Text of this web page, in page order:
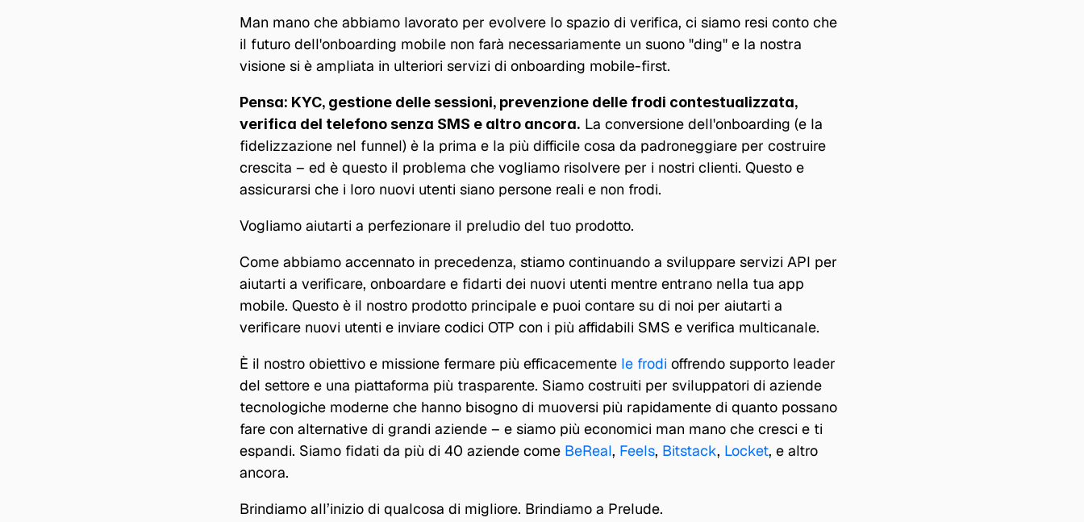
Man mano che abbiamo lavorato per evolvere lo spazio di verifica, ci siamo resi conto che
il futuro dell'onboarding mobile non farà necessariamente un suono "ding" e la nostra
visione si è ampliata in ulteriori servizi di onboarding mobile-first.
Pensa: KYC, gestione delle sessioni, prevenzione delle frodi contestualizzata,
verifica del telefono senza SMS e altro ancora. La conversione dell'onboarding (e la
fidelizzazione nel funnel) è la prima e la più difficile cosa da padroneggiare per costruire
crescita – ed è questo il problema che vogliamo risolvere per i nostri clienti. Questo e
assicurarsi che i loro nuovi utenti siano persone reali e non frodi.
Vogliamo aiutarti a perfezionare il preludio del tuo prodotto.
Come abbiamo accennato in precedenza, stiamo continuando a sviluppare servizi API per
aiutarti a verificare, onboardare e fidarti dei nuovi utenti mentre entrano nella tua app
mobile. Questo è il nostro prodotto principale e puoi contare su di noi per aiutarti a
verificare nuovi utenti e inviare codici OTP con i più affidabili SMS e verifica multicanale.
È il nostro obiettivo e missione fermare più efficacemente le frodi offrendo supporto leader
del settore e una piattaforma più trasparente. Siamo costruiti per sviluppatori di aziende
tecnologiche moderne che hanno bisogno di muoversi più rapidamente di quanto possano
fare con alternative di grandi aziende – e siamo più economici man mano che cresci e ti
espandi. Siamo fidati da più di 40 aziende come BeReal, Feels, Bitstack, Locket, e altro
ancora.
Brindiamo all’inizio di qualcosa di migliore. Brindiamo a Prelude.